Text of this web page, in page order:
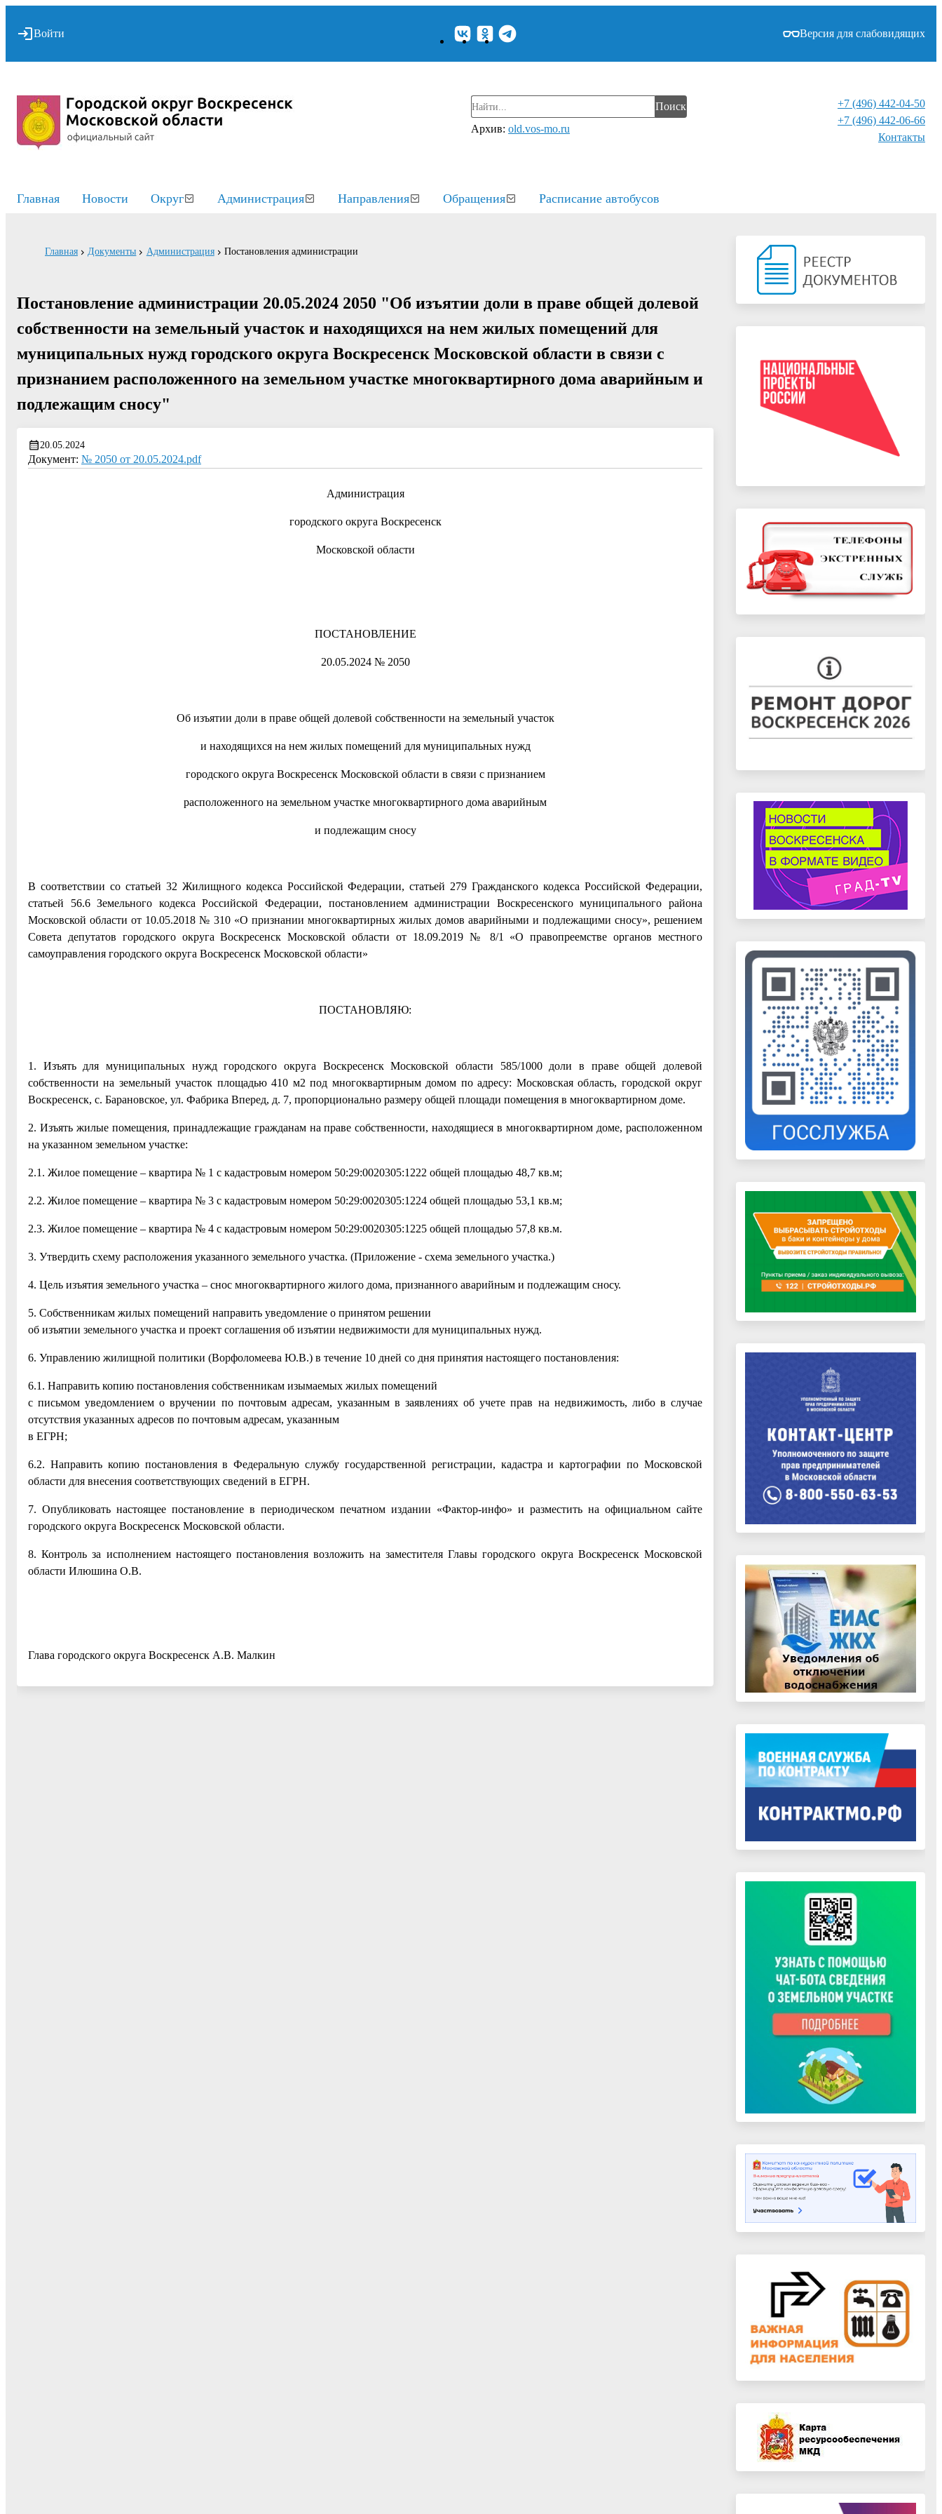
Войти Версия для слабовидящих
Поиск
Архив: old.vos-mo.ru
+7 (496) 442-04-50
+7 (496) 442-06-66
Контакты⁠
Главная Новости Округ Администрация Направления Обращения Расписание автобусов
Главная Документы Администрация Постановления администрации
Постановление администрации 20.05.2024 2050 "Об изъятии доли в праве общей долевой
собственности на земельный участок и находящихся на нем жилых помещений для
муниципальных нужд городского округа Воскресенск Московской области в связи с
признанием расположенного на земельном участке многоквартирного дома аварийным и
подлежащим сносу"
20.05.2024
Документ: № 2050 от 20.05.2024.pdf
Администрация
городского округа Воскресенск
Московской области
ПОСТАНОВЛЕНИЕ
20.05.2024 № 2050
Об изъятии доли в праве общей долевой собственности на земельный участок
и находящихся на нем жилых помещений для муниципальных нужд
городского округа Воскресенск Московской области в связи с признанием
расположенного на земельном участке многоквартирного дома аварийным
и подлежащим сносу
В соответствии со статьей 32 Жилищного кодекса Российской Федерации, статьей 279 Гражданского кодекса Российской Федерации,
статьей 56.6 Земельного кодекса Российской Федерации, постановлением администрации Воскресенского муниципального района
Московской области от 10.05.2018 № 310 «О признании многоквартирных жилых домов аварийными и подлежащими сносу», решением
Совета депутатов городского округа Воскресенск Московской области от 18.09.2019 № 8/1 «О правопреемстве органов местного
самоуправления городского округа Воскресенск Московской области»
ПОСТАНОВЛЯЮ:
1. Изъять для муниципальных нужд городского округа Воскресенск Московской области 585/1000 доли в праве общей долевой
собственности на земельный участок площадью 410 м2 под многоквартирным домом по адресу: Московская область, городской округ
Воскресенск, с. Барановское, ул. Фабрика Вперед, д. 7, пропорционально размеру общей площади помещения в многоквартирном доме.
2. Изъять жилые помещения, принадлежащие гражданам на праве собственности, находящиеся в многоквартирном доме, расположенном
на указанном земельном участке:
2.1. Жилое помещение – квартира № 1 с кадастровым номером 50:29:0020305:1222 общей площадью 48,7 кв.м;
2.2. Жилое помещение – квартира № 3 с кадастровым номером 50:29:0020305:1224 общей площадью 53,1 кв.м;
2.3. Жилое помещение – квартира № 4 с кадастровым номером 50:29:0020305:1225 общей площадью 57,8 кв.м.
3. Утвердить схему расположения указанного земельного участка. (Приложение - схема земельного участка.)
4. Цель изъятия земельного участка – снос многоквартирного жилого дома, признанного аварийным и подлежащим сносу.
5. Собственникам жилых помещений направить уведомление о принятом решении
об изъятии земельного участка и проект соглашения об изъятии недвижимости для муниципальных нужд.
6. Управлению жилищной политики (Ворфоломеева Ю.В.) в течение 10 дней со дня принятия настоящего постановления:
6.1. Направить копию постановления собственникам изымаемых жилых помещений
с письмом уведомлением о вручении по почтовым адресам, указанным в заявлениях об учете прав на недвижимость, либо в случае
отсутствия указанных адресов по почтовым адресам, указанным
в ЕГРН;
6.2. Направить копию постановления в Федеральную службу государственной регистрации, кадастра и картографии по Московской
области для внесения соответствующих сведений в ЕГРН.
7. Опубликовать настоящее постановление в периодическом печатном издании «Фактор-инфо» и разместить на официальном сайте
городского округа Воскресенск Московской области.
8. Контроль за исполнением настоящего постановления возложить на заместителя Главы городского округа Воскресенск Московской
области Илюшина О.В.
Глава городского округа Воскресенск А.В. Малкин